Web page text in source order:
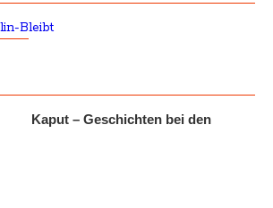
Kaput – Geschichten bei den